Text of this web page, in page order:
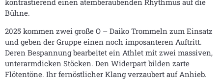
kontrastierend einen atemberaubenden Rhythmus auf die
Bühne.
2025 kommen zwei große O – Daiko Trommeln zum Einsatz
und geben der Gruppe einen noch imposanteren Auftritt.
Deren Bespannung bearbeitet ein Athlet mit zwei massiven,
unterarmdicken Stöcken. Den Widerpart bilden zarte
Flötentöne. Ihr fernöstlicher Klang verzaubert auf Anhieb.